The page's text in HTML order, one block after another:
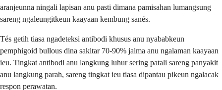
aranjeunna ningali lapisan anu pasti dimana pamisahan lumangsung
sareng ngaleungitkeun kaayaan kembung sanés.
Tés getih tiasa ngadeteksi antibodi khusus anu nyababkeun
pemphigoid bullous dina sakitar 70-90% jalma anu ngalaman kaayaan
ieu. Tingkat antibodi anu langkung luhur sering patali sareng panyakit
anu langkung parah, sareng tingkat ieu tiasa dipantau pikeun ngalacak
respon perawatan.